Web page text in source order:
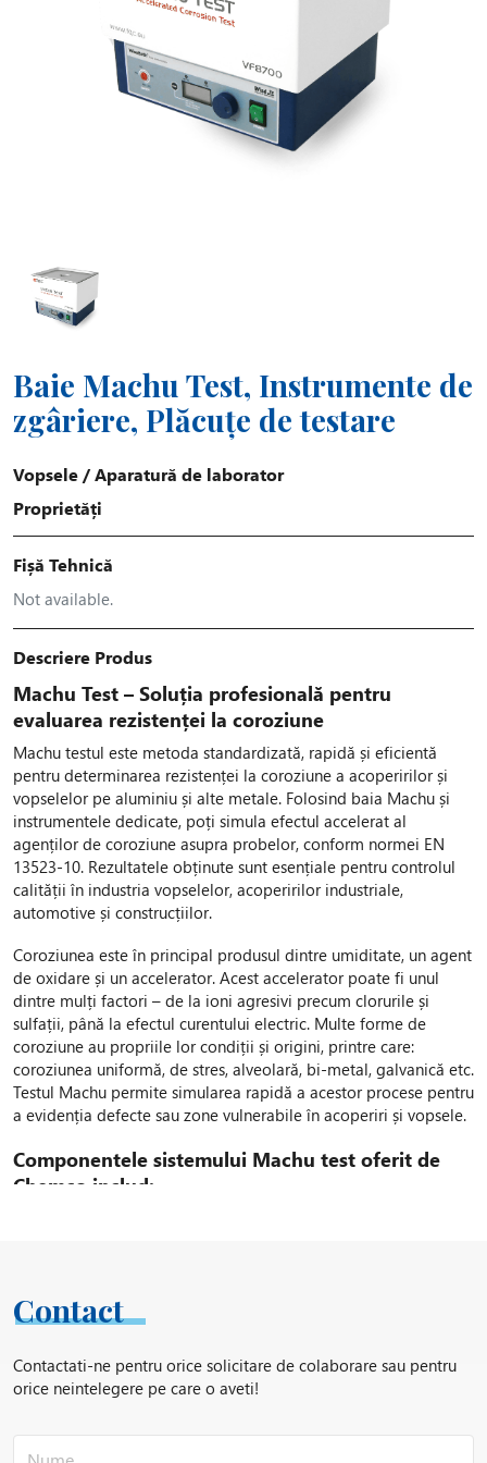
Baie Machu Test, Instrumente de
zgâriere, Plăcuțe de testare
Vopsele /Aparatură de laborator
Proprietăți
Fișă Tehnică
Not available.
Descriere Produs
Machu Test – Soluția profesională pentru
evaluarea rezistenței la coroziune
Machu testul este metoda standardizată, rapidă și eficientă
pentru determinarea rezistenței la coroziune a acoperirilor și
vopselelor pe aluminiu și alte metale. Folosind baia Machu și
instrumentele dedicate, poți simula efectul accelerat al
agenților de coroziune asupra probelor, conform normei EN
13523-10. Rezultatele obținute sunt esențiale pentru controlul
calității în industria vopselelor, acoperirilor industriale,
automotive și construcțiilor.
Coroziunea este în principal produsul dintre umiditate, un agent
de oxidare și un accelerator. Acest accelerator poate fi unul
dintre mulți factori – de la ioni agresivi precum clorurile și
sulfații, până la efectul curentului electric. Multe forme de
coroziune au propriile lor condiții și origini, printre care:
coroziunea uniformă, de stres, alveolară, bi-metal, galvanică etc.
Testul Machu permite simularea rapidă a acestor procese pentru
a evidenția defecte sau zone vulnerabile în acoperiri și vopsele.
Componentele sistemului Machu test oferit de
Chemco includ:
Instrumente de zgâriere pentru pregătirea probelor
Avantajele utilizării băii Machu și a
Testare rapidă (24-48 ore) pentru rezistența la coroziune
Contact
Contactati-ne pentru orice solicitare de colaborare sau pentru
orice neintelegere pe care o aveti!